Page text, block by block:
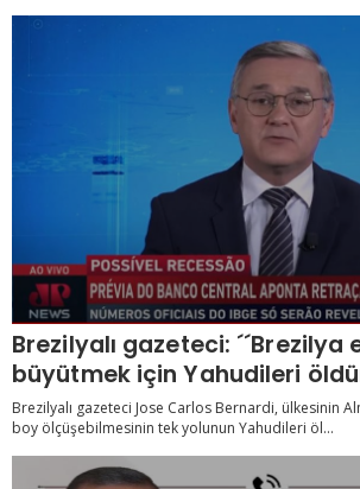
Brezilyalı gazeteci: ´´Brezilya
büyütmek için Yahudileri
Brezilyalı gazeteci Jose Carlos Bernardi, ülkesinin
boy ölçüşebilmesinin tek yolunun Yahudileri öl...